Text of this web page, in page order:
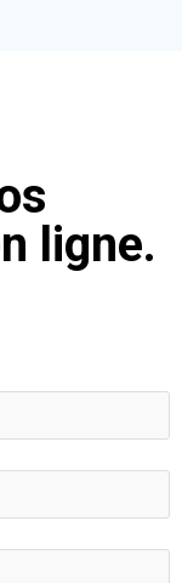
ligne.